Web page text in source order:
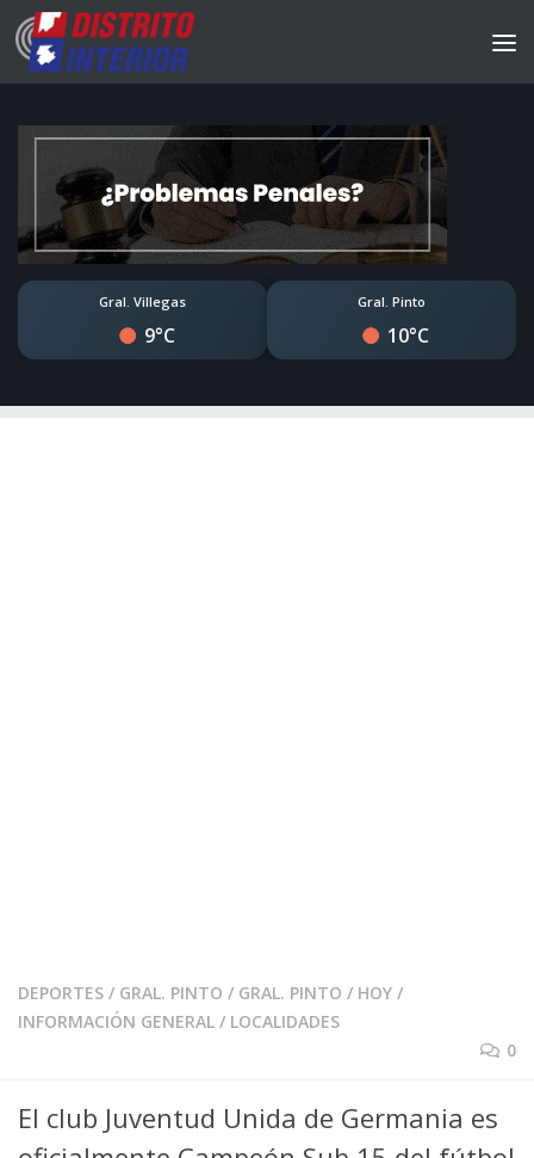
Gral. Villegas
9°C
Gral. Pinto
10°C
DEPORTES / GRAL. PINTO / GRAL. PINTO / HOY /
INFORMACIÓN GENERAL / LOCALIDADES
0
El club Juventud Unida de Germania es